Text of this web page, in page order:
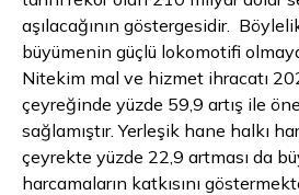
aşılacağının göstergesidir.
büyümenin güçlü lokomotifi
Nitekim mal ve hizmet ihracatı
çeyreğinde yüzde 59,9 artış ile
sağlamıştır. Yerleşik hane halkı
çeyrekte yüzde 22,9 artması da
harcamaların katkısını